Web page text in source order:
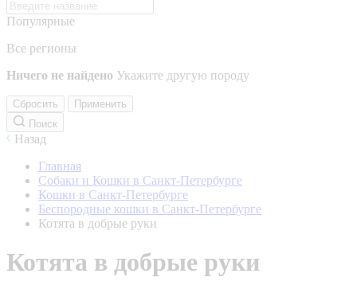
Популярные
Все регионы
Ничего не найдено Укажите другую породу
Сбросить
Применить
Поиск
Назад
Главная
Собаки и Кошки в Санкт-Петербурге
Кошки в Санкт-Петербурге
Беспородные кошки в Санкт-Петербурге
Котята в добрые руки
Котята в добрые руки